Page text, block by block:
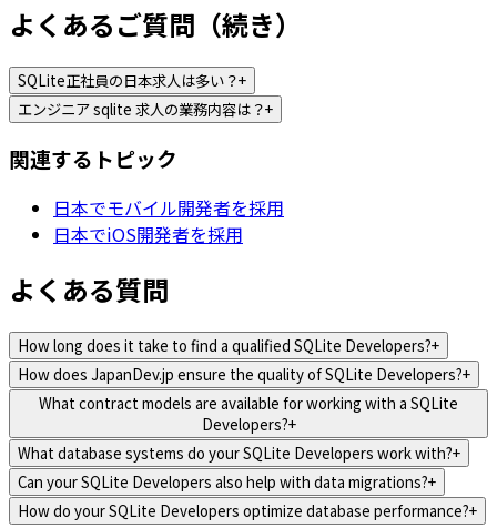
よくあるご質問（続き）
SQLite正社員の日本求人は多い？+
エンジニア sqlite 求人の業務内容は？+
関連するトピック
日本でモバイル開発者を採用
日本でiOS開発者を採用
よくある質問
How long does it take to find a qualified SQLite Developers?+
How does JapanDev.jp ensure the quality of SQLite Developers?+
What contract models are available for working with a SQLite
Developers?+
What database systems do your SQLite Developers work with?+
Can your SQLite Developers also help with data migrations?+
How do your SQLite Developers optimize database performance?+